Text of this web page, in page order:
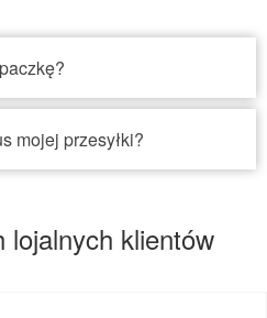
mojej przesyłki?
lojalnych klientów